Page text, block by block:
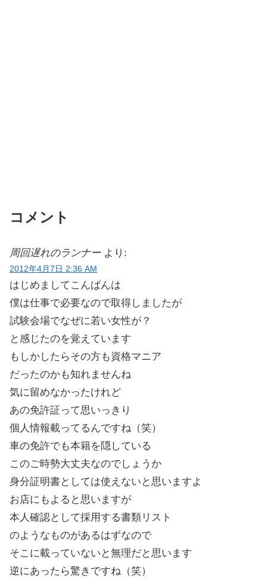
コメント
周回遅れのランナー より:
2012年4月7日 2:36 AM
はじめましてこんばんは
僕は仕事で必要なので取得しましたが
試験会場でなぜに若い女性が？
と感じたのを覚えています
もしかしたらその方も資格マニア
だったのかも知れませんね
気に留めなかったけれど
あの免許証って思いっきり
個人情報載ってるんですね（笑）
車の免許でも本籍を隠している
このご時勢大丈夫なのでしょうか
身分証明書としては使えないと思いますよ
お店にもよると思いますが
本人確認として採用する書類リスト
のようなものがあるはずなので
そこに載っていないと無理だと思います
逆にあったら驚きですね（笑）